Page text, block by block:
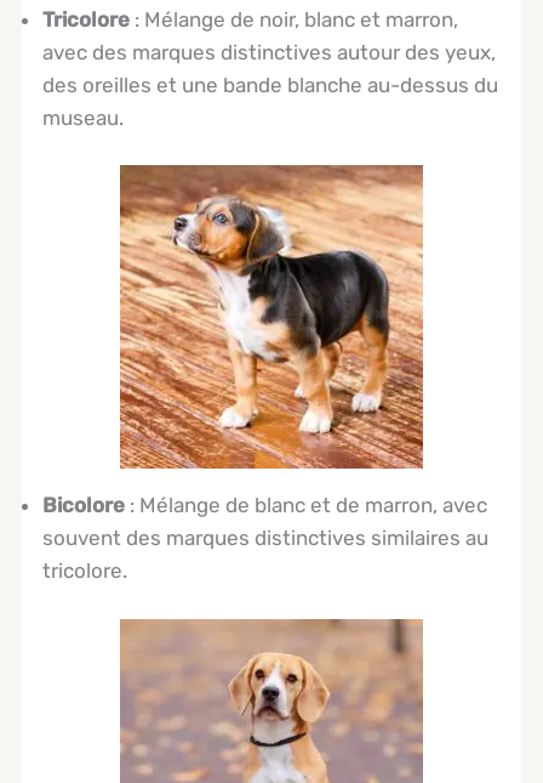
Tricolore : Mélange de noir, blanc et marron,
avec des marques distinctives autour des yeux,
des oreilles et une bande blanche au-dessus du
museau.
Bicolore : Mélange de blanc et de marron, avec
souvent des marques distinctives similaires au
tricolore.